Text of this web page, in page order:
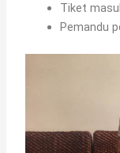
Tiket
Pemandu